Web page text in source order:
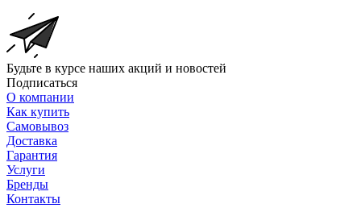
Будьте в курсе наших акций и новостей
Подписаться
О компании
Как купить
Самовывоз
Доставка
Гарантия
Услуги
Бренды
Контакты